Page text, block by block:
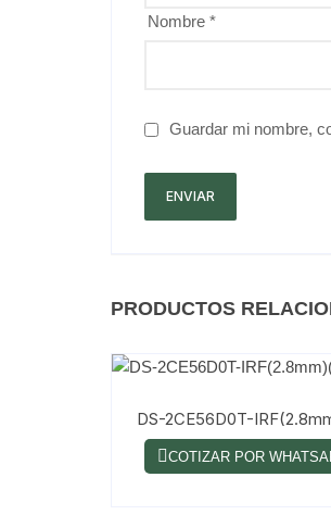
Nombre *
Guardar mi nombre,
PRODUCTOS
DS-2CE56D0T-
COTIZAR POR